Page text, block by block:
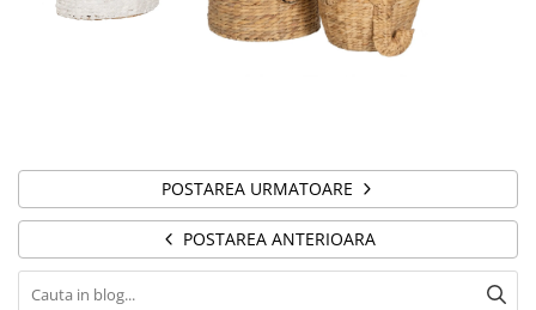
POSTAREA URMATOARE
POSTAREA ANTERIOARA